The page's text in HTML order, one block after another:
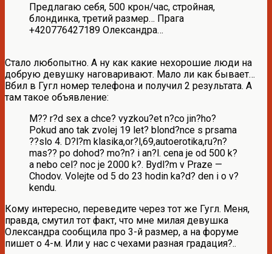
Предлагаю себя, 500 крон/час, стройная,
блондинка, третий размер… Прага
+420776427189 Олександра…
Стало любопытно. А ну как какие нехорошие люди на
добрую девушку наговаривают. Мало ли как бывает…
Вбил в Гугл номер телефона и получил 2 результата. А
там такое объявление:
M?? r?d sex a chce? vyzkou?et n?co jin?ho?
Pokud ano tak zvolej 19 let? blond?nce s prsama
??slo 4. D?l?m klasika,or?l,69,autoerotika,ru?n?
mas?? po dohod? mo?n? i an?l. cena je od 500 k?
a nebo cel? noc je 2000 k?. Bydl?m v Praze —
Chodov. Volejte od 5 do 23 hodin ka?d? den i o v?
kendu.
Кому интересно, переведите через тот же Гугл. Меня,
правда, смутил тот факт, что мне милая девушка
Олександра сообщила про 3-й размер, а на форуме
пишет о 4-м. Или у нас с чехами разная градация?..